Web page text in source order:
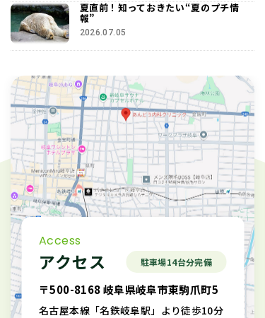
夏直前！知っておきたい“夏のプチ情
報”
2026.07.05
アクセス
Access
駐車場14台分完備
〒500-8168 岐阜県岐阜市東駒爪町5
名古屋本線「名鉄岐阜駅」より徒歩10分